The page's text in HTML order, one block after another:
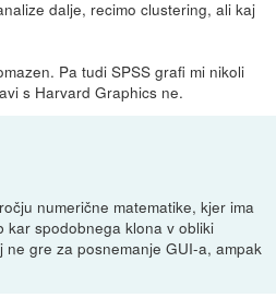
dalje, recimo clustering, ali kaj
Pa tudi SPSS grafi mi nikoli
s Harvard Graphics ne.
numerične matematike, kjer ima
kar spodobnega klona v obliki
ne gre za posnemanje GUI-a, ampak